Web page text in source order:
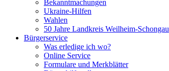
Bekanntmachungen
Ukraine-Hilfen
Wahlen
50 Jahre Landkreis Weilheim-Schongau
Bürgerservice
Was erledige ich wo?
Online Service
Formulare und Merkblätter